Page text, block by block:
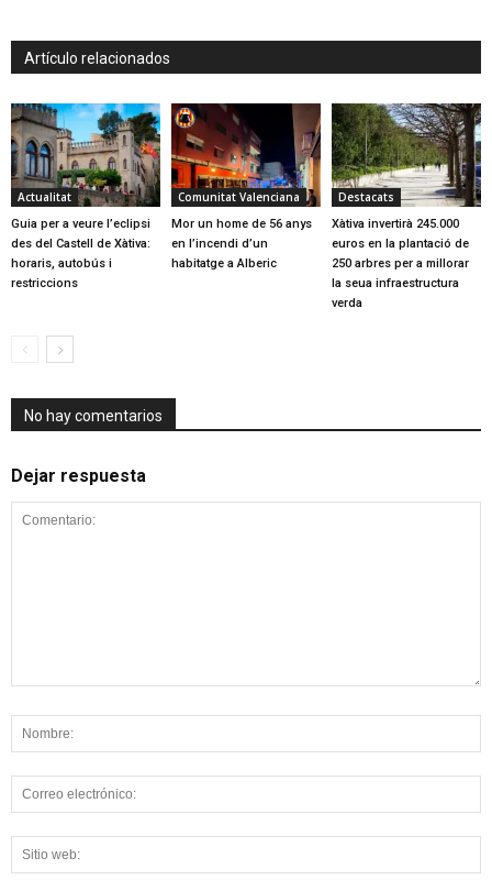
Artículo relacionados
Actualitat
Guia per a veure l’eclipsi
des del Castell de Xàtiva:
horaris, autobús i
restriccions
Comunitat Valenciana
Mor un home de 56 anys
en l’incendi d’un
habitatge a Alberic
Destacats
Xàtiva invertirà 245.000
euros en la plantació de
250 arbres per a millorar
la seua infraestructura
verda
No hay comentarios
Dejar respuesta